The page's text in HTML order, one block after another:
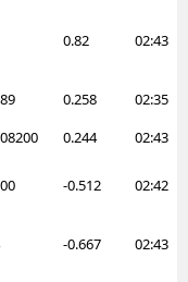
0.82 02:43
0.258 02:35
0.244 02:43
-0.512 02:42
-0.667 02:43